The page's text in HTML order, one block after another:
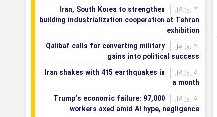
Iran, South Korea to strengthen
building industrialization cooperation at Tehran
exhibition
Qalibaf calls for converting military
gains into political success
Iran shakes with 415 earthquakes in
a month
Trump’s economic failure: 97,000
workers axed amid AI hype, negligence